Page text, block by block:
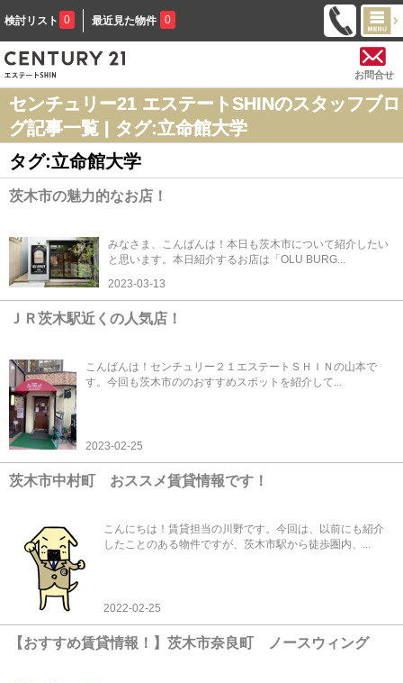
検討リスト 0 最近見た物件 0
お問合せ
センチュリー21 エステートSHINのスタッフブロ
グ記事一覧 | タグ:立命館大学
タグ:立命館大学
茨木市の魅力的なお店！
みなさま、こんばんは！本日も茨木市について紹介したい
と思います。本日紹介するお店は「OLU BURG...
2023-03-13
ＪＲ茨木駅近くの人気店！
こんばんは！センチュリー２１エステートＳＨＩＮの山本で
す。今回も茨木市ののおすすめスポットを紹介して...
2023-02-25
茨木市中村町 おススメ賃貸情報です！
こんにちは！賃貸担当の川野です。今回は、以前にも紹介
したことのある物件ですが、茨木市駅から徒歩圏内、...
2022-02-25
【おすすめ賃貸情報！】茨木市奈良町 ノースウィング